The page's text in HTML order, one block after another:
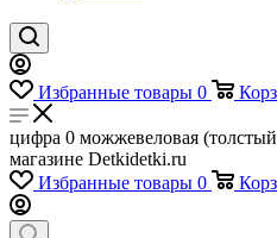
Избранные товары 0
цифра 0 можжевеловая
магазине Detkidetki.ru
Избранные товары 0